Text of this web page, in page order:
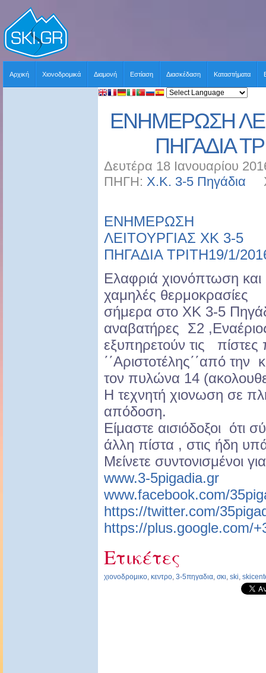
Αρχική Χιονοδρομικά Διαμονή Εστίαση Διασκέδαση Καταστήματα
ΕΝΗΜΕΡΩΣΗ
ΠΗΓΑΔΙΑ
Δευτέρα 18 Ιανουαρίου
ΠΗΓΗ: Χ.Κ. 3-5 Πηγάδια
ΕΝΗΜΕΡΩΣΗ
ΛΕΙΤΟΥΡΓΙΑΣ ΧΚ 3-5
ΠΗΓΑΔΙΑ ΤΡΙΤΗ19/1/
Ελαφριά χιονόπτωση και
χαμηλές θερμοκρασίες
σήμερα στο ΧΚ 3-5
αναβατήρες Σ2
εξυπηρετούν τις πίστες
΄΄Αριστοτέλης΄΄από
τον πυλώνα 14
Η τεχνητή χιονωση σε
απόδοση.
Είμαστε αισιόδοξοι ότι
άλλη πίστα , στις ήδη
Μείνετε συντονισμένοι
www.3-5pigadia.gr
www.facebook.com/
https://twitter.com/
https://plus.google.com/
Ετικέτες
χιονοδρομικο, κεντρο, 3-5πηγαδια, σκι, ski,